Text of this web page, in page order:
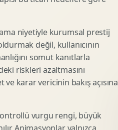
Teknik Modelleme
Marka Stratejisi
Marka Konumlandirma
Rekabet Analizi
Hedef Kitle Analizi
niyetiyle kurumsal prestij
değil, kullanıcının
somut kanıtlarla
riskleri azaltmasını
karar vericinin bakış açısına
vurgu rengi, büyük